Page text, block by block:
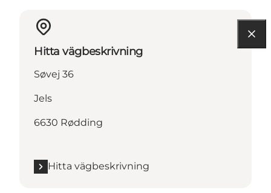
Hitta vägbeskrivning
Søvej 36
Jels
6630 Rødding
Hitta vägbeskrivning